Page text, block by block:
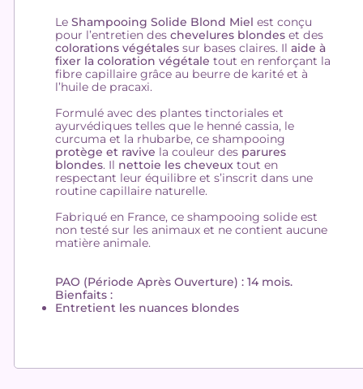
LeShampooing Solide Blond Miel est conçu
pour l’entretien deschevelures blondes et des
colorations végétales sur bases claires. Ilaide à
fixer la coloration végétale tout en renforçant la
fibre capillaire grâce au beurre de karité et à
l’huile de pracaxi.
Formulé avec des plantes tinctoriales et
ayurvédiques telles que le henné cassia, le
curcuma et la rhubarbe, ce shampooing
protège et ravive la couleur des parures
blondes. Il nettoie les cheveux tout en
respectant leur équilibre et s’inscrit dans une
routine capillaire naturelle.
Fabriqué en France, ce shampooing solide est
non testé sur les animaux et ne contient aucune
matière animale.
PAO (Période Après Ouverture) : 14 mois.
Bienfaits :
Entretient les nuances blondes